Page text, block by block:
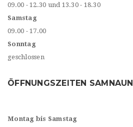
09.00 - 12.30 und 13.30 - 18.30
Samstag
09.00 - 17.00
Sonntag
geschlossen
ÖFFNUNGSZEITEN SAMNAUN
Montag bis Samstag